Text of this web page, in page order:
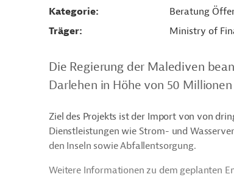
Kategorie
Beratung
Träger
Ministry of
Die Regierung der Malediven
Darlehen in Höhe von 50
Ziel des Projekts ist der Import von von
Dienstleistungen wie Strom- und
den Inseln sowie Abfallentsorgung.
Weitere Informationen zu dem geplanten